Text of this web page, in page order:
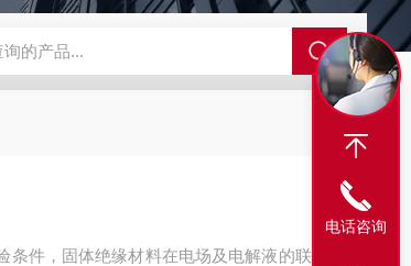
绝缘材料电压击穿强度试验机 GCDDJ-100Kv
条件，固体绝缘材料在电场及电解液的联
电话咨询